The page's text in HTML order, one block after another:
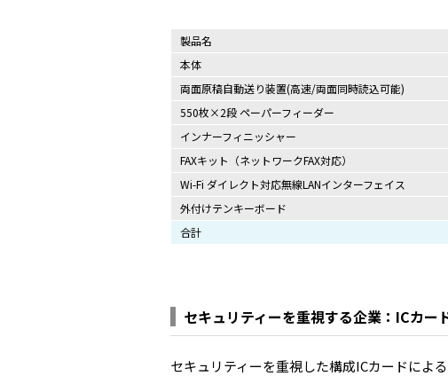
製品名
本体
両面原稿自動送り装置(高速/両面同時読込可能)
550枚×2段 ペーパーフィーダー
インナーフィニッシャー
FAXキット（ネットワークFAX対応）
Wi-Fi ダイレクト対応無線LANインターフェイス
外付けテンキーボード
合計
セキュリティーを重視する企業：ICカ
セキュリティーを重視した構成ICカードによ